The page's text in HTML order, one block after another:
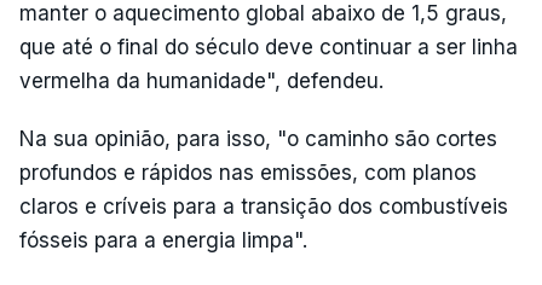
manter o aquecimento global abaixo de 1,5 graus,
que até o final do século deve continuar a ser linha
vermelha da humanidade", defendeu.
Na sua opinião, para isso, "o caminho são cortes
profundos e rápidos nas emissões, com planos
claros e críveis para a transição dos combustíveis
fósseis para a energia limpa".